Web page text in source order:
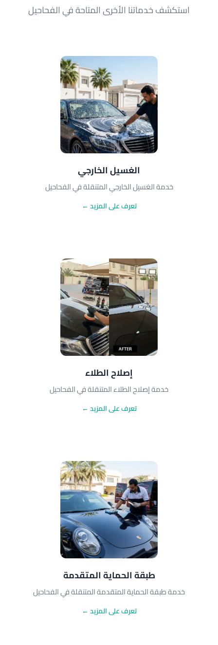
استكشف خدماتنا الأخرى المتاحة في الفحاحيل
الغسيل الخارجي
خدمة الغسيل الخارجي المتنقلة في الفحاحيل
تعرف على المزيد ←
إصلاح الطلاء
خدمة إصلاح الطلاء المتنقلة في الفحاحيل
تعرف على المزيد ←
طبقة الحماية المتقدمة
خدمة طبقة الحماية المتقدمة المتنقلة في الفحاحيل
تعرف على المزيد ←